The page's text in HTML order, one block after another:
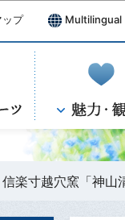
ップ Multilingual
信楽寸越穴窯「神山